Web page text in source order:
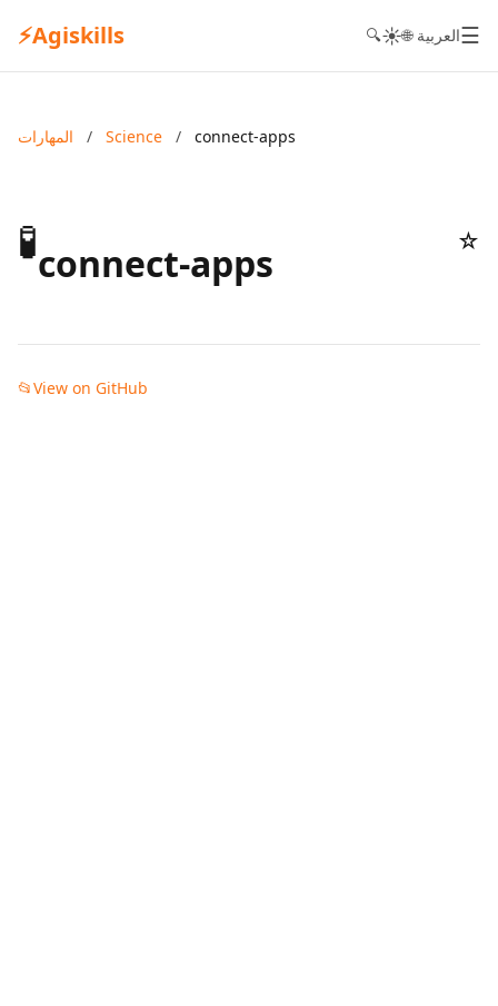
⚡Agiskills 🔍☀️ 🌐 العربية☰
المهارات / Science / connect-apps
🧪connect-apps ☆
📂View on GitHub